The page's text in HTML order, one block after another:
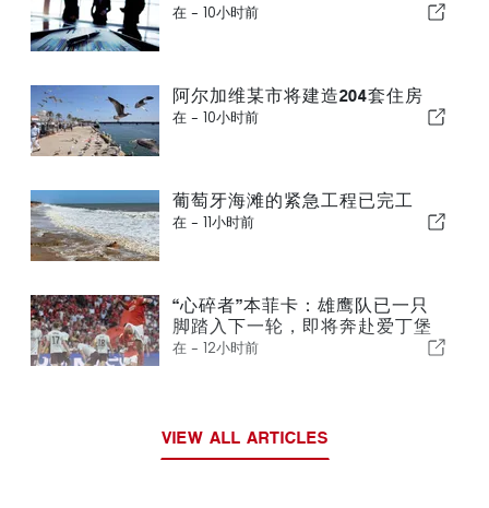
在 - 10小时前
阿尔加维某市将建造204套住房
在 - 10小时前
葡萄牙海滩的紧急工程已完工
在 - 11小时前
“心碎者”本菲卡：雄鹰队已一只
脚踏入下一轮，即将奔赴爱丁堡
在 - 12小时前
VIEW ALL ARTICLES